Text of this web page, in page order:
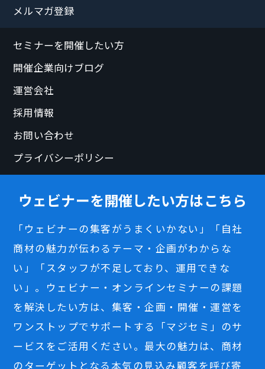
メルマガ登録
セミナーを開催したい方
開催企業向けブログ
運営会社
採用情報
お問い合わせ
プライバシーポリシー
ウェビナーを開催したい方はこちら
「ウェビナーの集客がうまくいかない」「自社
商材の魅力が伝わるテーマ・企画がわからな
い」「スタッフが不足しており、運用できな
い」。ウェビナー・オンラインセミナーの課題
を解決したい方は、集客・企画・開催・運営を
ワンストップでサポートする「マジセミ」のサ
ービスをご活用ください。最大の魅力は、商材
のターゲットとなる本気の見込み顧客を呼び寄